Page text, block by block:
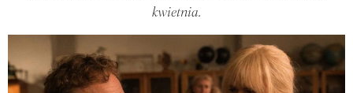
kwietnia.